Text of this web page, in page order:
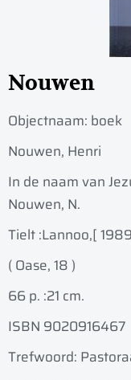
Nouwen
Objectnaam: boek
Nouwen, Henri
In de naam van
Nouwen, N.
Tielt :Lannoo,[
( Oase, 18 )
66 p. :21 cm.
ISBN 9020916467
Trefwoord: